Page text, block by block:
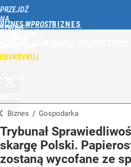
PRZEJDŹ
NA
STRONĘ
BIZNES WPROST
Biznes / Gospodarka
Trybunał
skargę Polski.
zostaną wycofane ze